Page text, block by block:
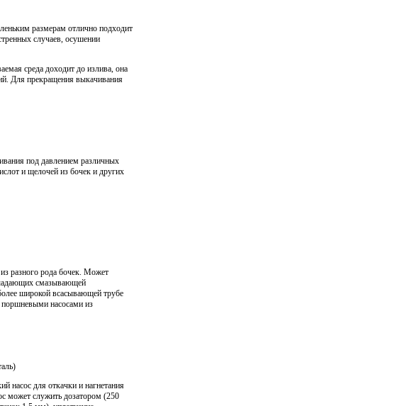
размерам отлично подходит
случаев, осушении
среда доходит до излива, она
Для прекращения выкачивания
под давлением различных
и щелочей из бочек и других
разного рода бочек. Может
смазывающей
широкой всасывающей трубе
насосами из
насос для откачки и нагнетания
может служить дозатором (250